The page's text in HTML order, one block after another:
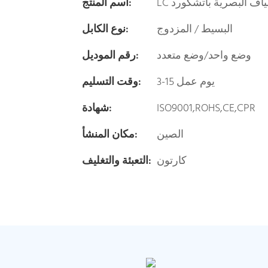
نوع الكابل:
البسيط / المزدوج
رقم الموديل:
وضع واحد/وضع متعدد
وقت التسليم:
3-15 يوم عمل
شهادة:
ISO9001,ROHS,CE,CPR
مكان المنشأ:
الصين
التعبئة والتغليف: كارتون